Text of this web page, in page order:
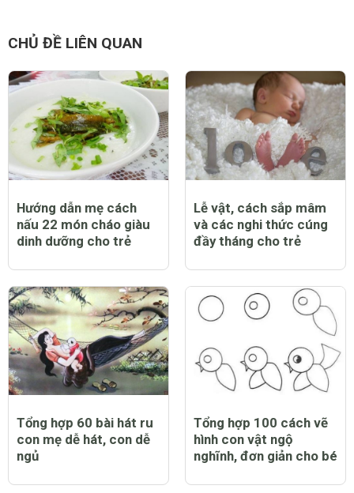
CHỦ ĐỀ LIÊN QUAN
Hướng dẫn mẹ cách
nấu 22 món cháo giàu
dinh dưỡng cho trẻ
Lễ vật, cách sắp mâm
và các nghi thức cúng
đầy tháng cho trẻ
Tổng hợp 60 bài hát ru
con mẹ dễ hát, con dễ
ngủ
Tổng hợp 100 cách vẽ
hình con vật ngộ
nghĩnh, đơn giản cho bé